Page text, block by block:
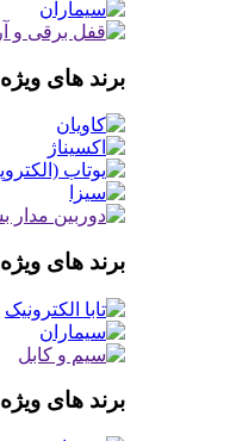
برند های ویژه
برند های ویژه
برند های ویژه